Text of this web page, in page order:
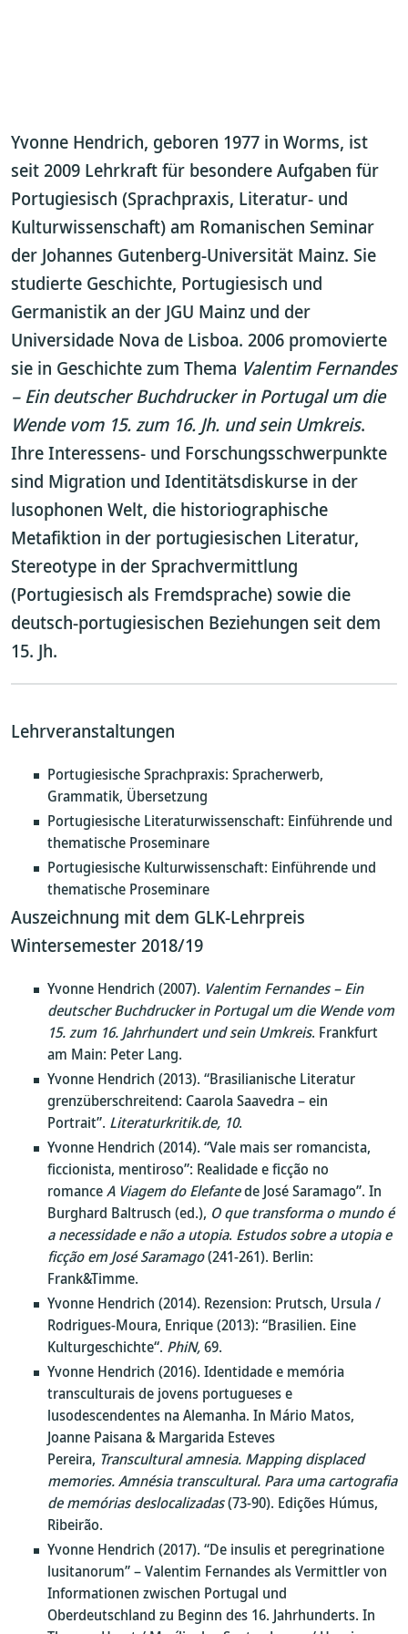
Yvonne Hendrich, geboren 1977 in Worms, ist
seit 2009 Lehrkraft für besondere Aufgaben für
Portugiesisch (Sprachpraxis, Literatur- und
Kulturwissenschaft) am Romanischen Seminar
der Johannes Gutenberg-Universität Mainz. Sie
studierte Geschichte, Portugiesisch und
Germanistik an der JGU Mainz und der
Universidade Nova de Lisboa. 2006 promovierte
sie in Geschichte zum Thema Valentim Fernandes
– Ein deutscher Buchdrucker in Portugal um die
Wende vom 15. zum 16. Jh. und sein Umkreis.
Ihre Interessens- und Forschungsschwerpunkte
sind Migration und Identitätsdiskurse in der
lusophonen Welt, die historiographische
Metafiktion in der portugiesischen Literatur,
Stereotype in der Sprachvermittlung
(Portugiesisch als Fremdsprache) sowie die
deutsch-portugiesischen Beziehungen seit dem
15. Jh.
Lehrveranstaltungen
Portugiesische Sprachpraxis: Spracherwerb,
Grammatik, Übersetzung
Portugiesische Literaturwissenschaft: Einführende und
thematische Proseminare
Portugiesische Kulturwissenschaft: Einführende und
thematische Proseminare
Auszeichnung mit dem GLK-Lehrpreis
Wintersemester 2018/19
Yvonne Hendrich (2007). Valentim Fernandes – Ein
deutscher Buchdrucker in Portugal um die Wende vom
15. zum 16. Jahrhundert und sein Umkreis. Frankfurt
am Main: Peter Lang.
Yvonne Hendrich (2013). “Brasilianische Literatur
grenzüberschreitend: Caarola Saavedra – ein
Portrait”. Literaturkritik.de, 10.
Yvonne Hendrich (2014). “Vale mais ser romancista,
ficcionista, mentiroso”: Realidade e ficção no
romanceA Viagem do Elefantede José Saramago”. In
Burghard Baltrusch (ed.), O que transforma o mundo é
a necessidade e não a utopia. Estudos sobre a utopia e
ficção em José Saramago(241-261). Berlin:
Frank&Timme.
Yvonne Hendrich (2014). Rezension: Prutsch, Ursula /
Rodrigues-Moura, Enrique (2013): “Brasilien. Eine
Kulturgeschichte“. PhiN,69.
Yvonne Hendrich (2016). Identidade e memória
transculturais de jovens portugueses e
lusodescendentes na Alemanha. In Mário Matos,
Joanne Paisana & Margarida Esteves
Pereira, Transcultural amnesia. Mapping displaced
memories. Amnésia transcultural. Para uma cartografia
de memórias deslocalizadas(73-90). Edições Húmus,
Ribeirão.
Yvonne Hendrich (2017). “De insulis et peregrinatione
lusitanorum” – Valentim Fernandes als Vermittler von
Informationen zwischen Portugal und
Oberdeutschland zu Beginn des 16. Jahrhunderts. In